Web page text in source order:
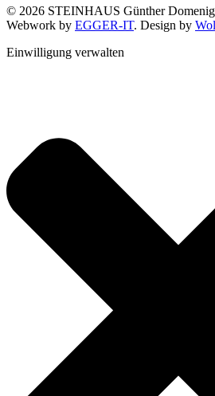
© 2026 STEINHAUS Günther
Webwork by EGGER-IT. Design by
Einwilligung verwalten